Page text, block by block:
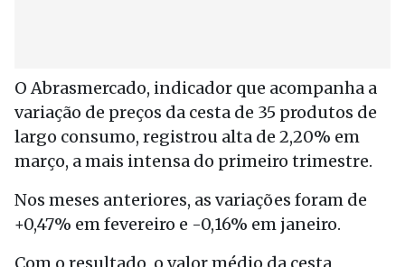
O Abrasmercado, indicador que acompanha a
variação de preços da cesta de 35 produtos de
largo consumo, registrou alta de 2,20% em
março, a mais intensa do primeiro trimestre.
Nos meses anteriores, as variações foram de
+0,47% em fevereiro e -0,16% em janeiro.